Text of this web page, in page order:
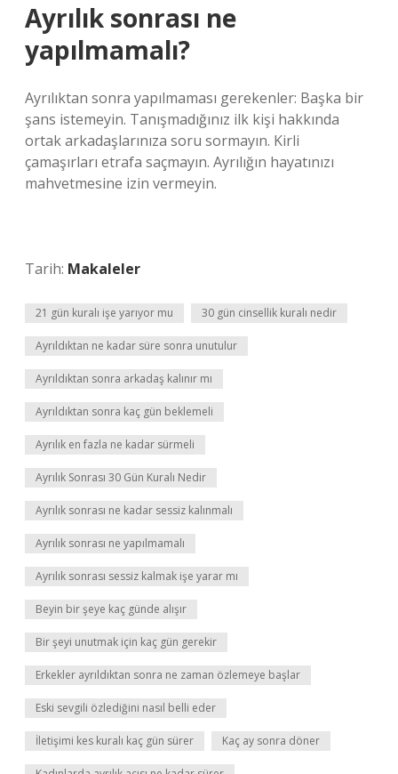
Ayrılık sonrası ne
yapılmamalı?
Ayrılıktan sonra yapılmaması gerekenler: Başka bir
şans istemeyin. Tanışmadığınız ilk kişi hakkında
ortak arkadaşlarınıza soru sormayın. Kirli
çamaşırları etrafa saçmayın. Ayrılığın hayatınızı
mahvetmesine izin vermeyin.
Tarih: Makaleler
21 gün kuralı işe yarıyor mu 30 gün cinsellik kuralı nedir
Ayrıldıktan ne kadar süre sonra unutulur
Ayrıldıktan sonra arkadaş kalınır mı
Ayrıldıktan sonra kaç gün beklemeli
Ayrılık en fazla ne kadar sürmeli
Ayrılık Sonrası 30 Gün Kuralı Nedir
Ayrılık sonrası ne kadar sessiz kalınmalı
Ayrılık sonrası ne yapılmamalı
Ayrılık sonrası sessiz kalmak işe yarar mı
Beyin bir şeye kaç günde alışır
Bir şeyi unutmak için kaç gün gerekir
Erkekler ayrıldıktan sonra ne zaman özlemeye başlar
Eski sevgili özlediğini nasıl belli eder
İletişimi kes kuralı kaç gün sürer Kaç ay sonra döner